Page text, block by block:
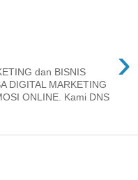
›
dan BISNIS
DIGITAL MARKETING
ONLINE. Kami DNS